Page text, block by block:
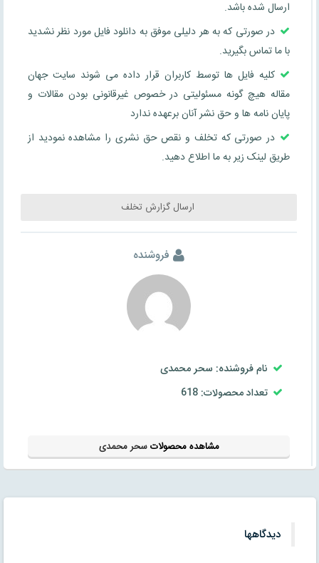
ارسال شده باشد.
در صورتی که به هر دلیلی موفق به دانلود فایل مورد نظر نشدید
با ما تماس بگیرید.
کلیه فایل ها توسط کاربران قرار داده می شوند سایت جهان
مقاله هیچ گونه مسئولیتی در خصوص غیرقانونی بودن مقالات و
پایان نامه ها و حق نشر آنان برعهده ندارد
در صورتی که تخلف و نقص حق نشری را مشاهده نمودید از
طریق لینک زیر به ما اطلاع دهید.
ارسال گزارش تخلف
فروشنده
نام فروشنده: سحر محمدی
تعداد محصولات: 618
مشاهده محصولاتسحر محمدی
دیدگاهها